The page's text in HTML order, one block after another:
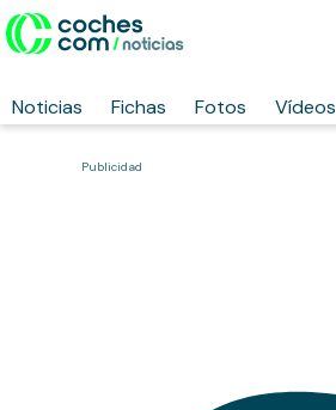
Noticias Fichas Fotos Vídeos
Publicidad